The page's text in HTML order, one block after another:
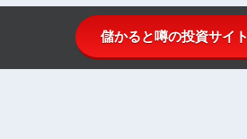
儲かると噂の投資サイ